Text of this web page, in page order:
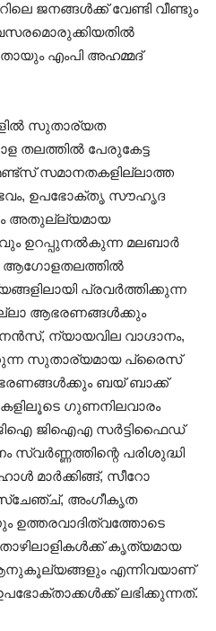
ജനങ്ങൾക്ക് വേണ്ടി വീണ്ടും
എംപി അഹമ്മദ്
സുതാര്യത
തലത്തിൽ പേരുകേട്ട
സമാനതകളില്ലാത്ത
ഉപഭോക്തൃ സൗഹൃദ
അതുല്ല്യമായ
ഉറപ്പുനൽകുന്ന മലബാർ
ആഗോളതലത്തിൽ
പ്രവർത്തിക്കുന്ന
ആഭരണങ്ങൾക്കും
ന്യായവില വാഗ്ദാനം,
സുതാര്യമായ പ്രൈസ്
ബയ് ബാക്ക്
ഗുണനിലവാരം
ജിഐഎ സർട്ടിഫൈഡ്
സ്വർണ്ണത്തിന്റെ പരിശുദ്ധി
മാർക്കിങ്ങ്, സീറോ
അംഗീകൃത
ഉത്തരവാദിത്വത്തോടെ
കൃത്യമായ
എന്നിവയാണ്
ലഭിക്കുന്നത്.